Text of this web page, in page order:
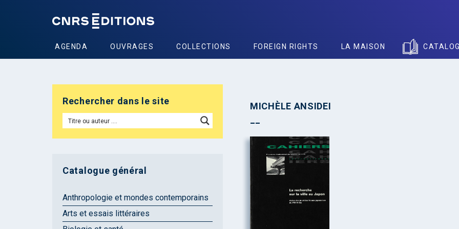
AGENDA OUVRAGES COLLECTIONS FOREIGN RIGHTS LA MAISON
MICHÈLE ANSIDEI
Rechercher dans le site
Catalogue général
Anthropologie et mondes contemporains
Arts et essais littéraires